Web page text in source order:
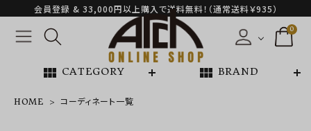
会員登録 & 33,000円以上購入で送料無料！（通常送料￥935）
0
view_module CATEGORY view_module BRAND
HOME コーディネート一覧